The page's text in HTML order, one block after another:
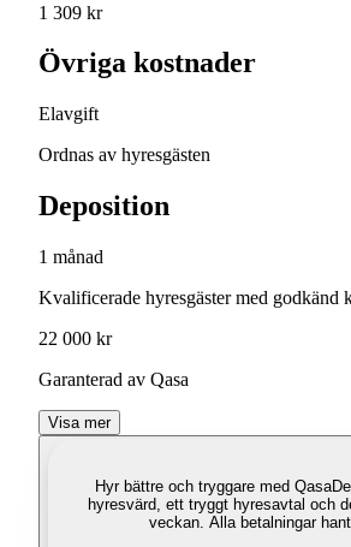
1 309 kr
Övriga kostnader
Elavgift
Ordnas av hyresgästen
Deposition
1 månad
Kvalificerade hyresgäster med godkänd
22 000 kr
Garanterad av Qasa
Visa mer
Hyr bättre och tryggare med Qasa
hyresvärd, ett tryggt hyresavtal och
veckan. Alla betalningar